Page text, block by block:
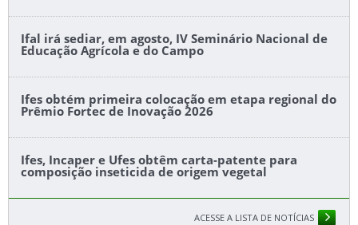
Ifal irá sediar, em agosto, IV Seminário Nacional de
Educação Agrícola e do Campo
Ifes obtém primeira colocação em etapa regional do
Prêmio Fortec de Inovação 2026
Ifes, Incaper e Ufes obtêm carta-patente para
composição inseticida de origem vegetal
ACESSE A LISTA DE NOTÍCIAS